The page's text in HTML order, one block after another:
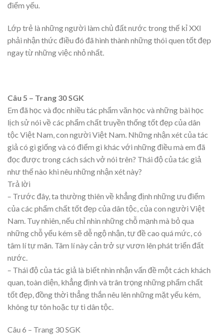
điểm yếu.
Lớp trẻ là những người làm chủ đất nước trong thế kỉ XXI
phải nhận thức điều đó đã hình thành những thói quen tốt đẹp
ngay từ những việc nhỏ nhất.
Câu 5 – Trang 30 SGK
Em đã học và đọc nhiều tác phẩm văn học và những bài học
lịch sử nói về các phẩm chất truyền thống tốt đẹp của dân
tộc Việt Nam, con người Việt Nam. Những nhận xét của tác
giả có gì giống và có điểm gì khác với những điều mà em đã
đọc được trong cách sách vở nói trên? Thái độ của tác giả
như thế nào khi nêu những nhận xét này?
Trả lời
– Trước đây, ta thường thiên về khẳng định những ưu điểm
của các phẩm chất tốt đẹp của dân tộc, của con người Việt
Nam. Tuy nhiên, nếu chỉ nhìn những chỗ mạnh mà bỏ qua
những chỗ yếu kém sẽ dễ ngộ nhận, tự đề cao quá mức, có
tâm lí tự mãn. Tâm lí này cản trở sự vươn lên phát triển đất
nước.
– Thái độ của tác giả là biết nhìn nhận vấn đề một cách khách
quan, toàn diện, khẳng định và trân trọng những phẩm chất
tốt đẹp, đồng thời thẳng thắn nêu lên những mặt yếu kém,
không tự tôn hoặc tự ti dân tộc.
Câu 6 – Trang 30 SGK